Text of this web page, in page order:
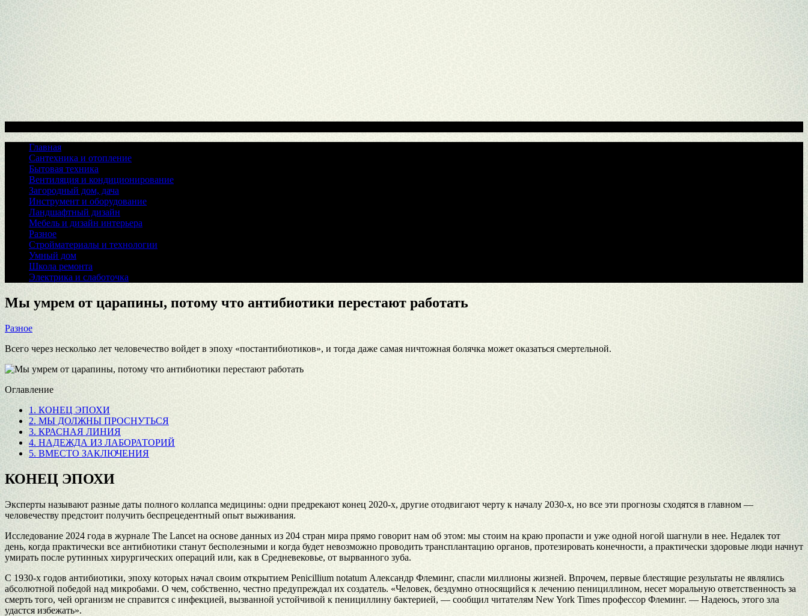
Главная
Сантехника и отопление
Бытовая техника
Вентиляция и кондиционирование
Загородный дом, дача
Инструмент и оборудование
Ландшафтный дизайн
Мебель и дизайн интерьера
Разное
Стройматериалы и технологии
Умный дом
Школа ремонта
Электрика и слаботочка
Мы умрем от царапины, потому что антибиотики перестают работать
Разное
Всего через несколько лет человечество войдет в эпоху «постантибиотиков», и тогда даже самая ничтожная болячка может оказаться смертельной.
Оглавление
1. КОНЕЦ ЭПОХИ
2. МЫ ДОЛЖНЫ ПРОСНУТЬСЯ
3. КРАСНАЯ ЛИНИЯ
4. НАДЕЖДА ИЗ ЛАБОРАТОРИЙ
5. ВМЕСТО ЗАКЛЮЧЕНИЯ
КОНЕЦ ЭПОХИ
Эксперты называют разные даты полного коллапса медицины: одни предрекают конец 2020-х, другие отодвигают черту к началу 2030-х, но все эти прогнозы сходятся в главном —
человечеству предстоит получить беспрецедентный опыт выживания.
Исследование 2024 года в журнале The Lancet на основе данных из 204 стран мира прямо говорит нам об этом: мы стоим на краю пропасти и уже одной ногой шагнули в нее. Недалек тот
день, когда практически все антибиотики станут бесполезными и когда будет невозможно проводить трансплантацию органов, протезировать конечности, а практически здоровые люди начнут
умирать после рутинных хирургических операций или, как в Средневековье, от вырванного зуба.
С 1930-х годов антибиотики, эпоху которых начал своим открытием Penicillium notatum Александр Флеминг, спасли миллионы жизней. Впрочем, первые блестящие результаты не являлись
абсолютной победой над микробами. О чем, собственно, честно предупреждал их создатель. «Человек, бездумно относящийся к лечению пенициллином, несет моральную ответственность за
смерть того, чей организм не справится с инфекцией, вызванной устойчивой к пенициллину бактерией, — сообщил читателям New York Times профессор Флеминг. — Надеюсь, этого зла
удастся избежать».